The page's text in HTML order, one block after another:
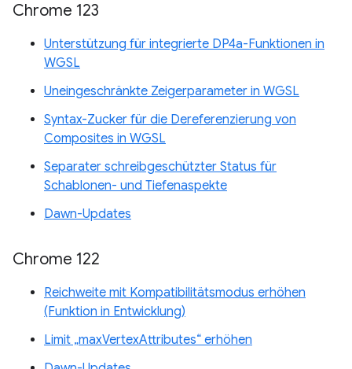
Chrome 123
Unterstützung für integrierte DP4a-Funktionen in
WGSL
Uneingeschränkte Zeigerparameter in WGSL
Syntax-Zucker für die Dereferenzierung von
Composites in WGSL
Separater schreibgeschützter Status für
Schablonen- und Tiefenaspekte
Dawn-Updates
Chrome 122
Reichweite mit Kompatibilitätsmodus erhöhen
(Funktion in Entwicklung)
Limit „maxVertexAttributes“ erhöhen